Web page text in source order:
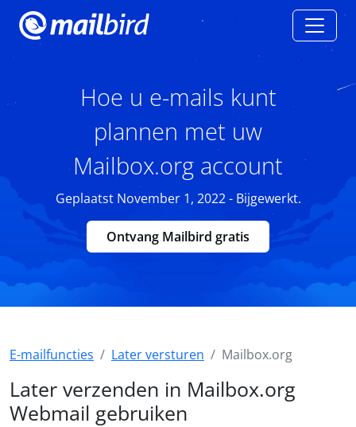
Hoe u e-mails kunt
plannen met uw
Mailbox.org account
Geplaatst November 1, 2022 - Bijgewerkt.
Ontvang Mailbird gratis
E-mailfuncties Later versturen Mailbox.org
Later verzenden in Mailbox.org
Webmail gebruiken